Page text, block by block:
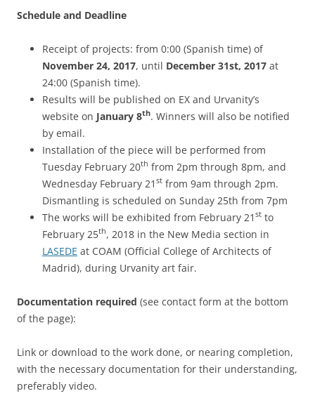
Schedule and Deadline
Receipt of projects: from 0:00 (Spanish time) of
November 24, 2017, until December 31st, 2017 at
24:00 (Spanish time).
Results will be published on EX and Urvanity’s
website on January 8th. Winners will also be notified
by email.
Installation of the piece will be performed from
Tuesday February 20th from 2pm through 8pm, and
Wednesday February 21 st from 9am through 2pm.
Dismantling is scheduled on Sunday 25th from 7pm
The works will be exhibited from February 21 st to
February 25th, 2018 in the New Media section in
LASEDE at COAM (Official College of Architects of
Madrid), during Urvanity art fair.
Documentation required (see contact form at the bottom
of the page):
Link or download to the work done, or nearing completion,
with the necessary documentation for their understanding,
preferably video.